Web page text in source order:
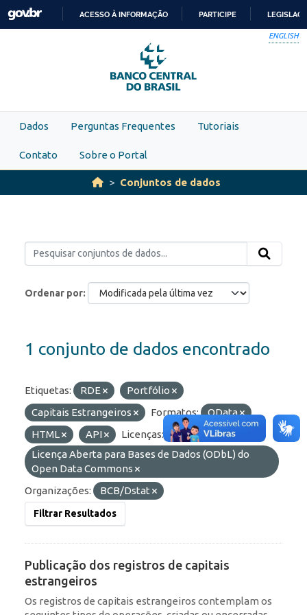
Skip to main content
PARA
O
CONTEÚDO
ACESSO À INFORMAÇÃO PARTICIPE
ENGLISH
Dados Perguntas Frequentes Tutoriais
Contato Sobre o Portal
Conjuntos de dados
Ordenar por
1 conjunto de dados encontrado
Etiquetas: RDE
Portfólio
Capitais Estrangeiros
Formatos:
OData
HTML
API
Licenças:
Licença Aberta para Bases de Dados (ODbL) do
Open Data Commons
Organizações:
BCB/Dstat
Filtrar Resultados
Publicação dos registros de capitais
estrangeiros
Os registros de capitais estrangeiros contemplam os